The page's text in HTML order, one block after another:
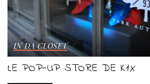
IN DA CLOSET
LE POP-UP STORE DE K1X